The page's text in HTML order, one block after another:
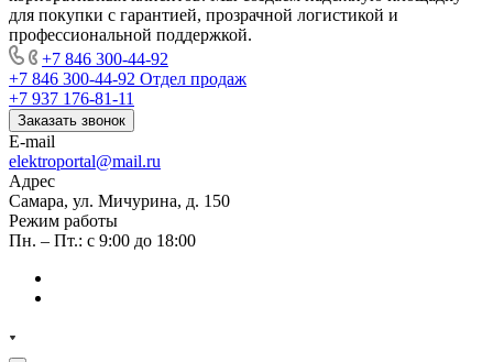
для покупки с гарантией, прозрачной логистикой и
профессиональной поддержкой.
+7 846 300-44-92
+7 846 300-44-92 Отдел продаж
+7 937 176-81-11
Заказать звонок
E-mail
elektroportal@mail.ru
Адрес
Самара, ул. Мичурина, д. 150
Режим работы
Пн. – Пт.: с 9:00 до 18:00